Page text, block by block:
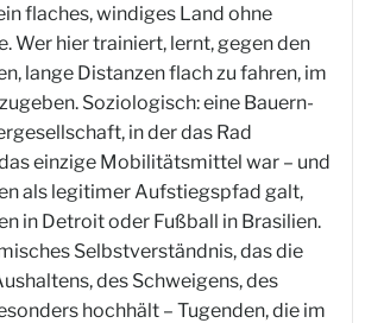
flaches, windiges Land ohne
Wer hier trainiert, lernt, gegen den
lange Distanzen flach zu fahren, im
Soziologisch: eine Bauern-
in der das Rad
einzige Mobilitätsmittel war – und
als legitimer Aufstiegspfad galt,
in Detroit oder Fußball in Brasilien.
Selbstverständnis, das die
des Schweigens, des
hochhält – Tugenden, die im